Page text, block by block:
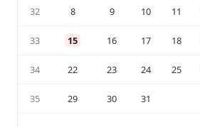
32 8 9 10 11
33 15 16 17 18
34 22 23 24 25
35 29 30 31